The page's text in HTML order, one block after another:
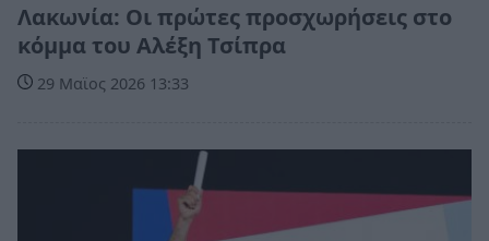
Λακωνία: Οι πρώτες προσχωρήσεις στο
κόμμα του Αλέξη Τσίπρα
29 Μαϊος 2026 13:33